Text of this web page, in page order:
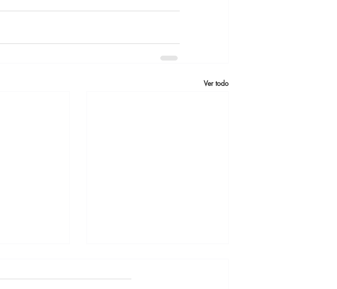
Ver todo